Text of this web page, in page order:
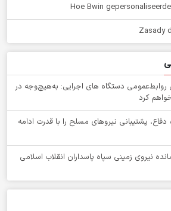
Hoe Bwin
Zasady
دستگاه های اجرایی: به‌هیچ‌وجه در
کرد
پشتیبانی نیرو‌های مسلح را با قدرت ادامه
نیروی زمینی سپاه پاسداران انقلاب اسلامی